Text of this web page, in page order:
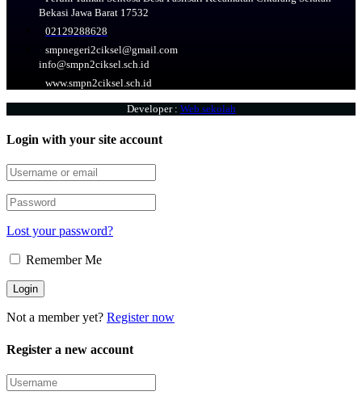
Bekasi Jawa Barat 17532
02129288628
smpnegeri2ciksel@gmail.com
info@smpn2ciksel.sch.id
www.smpn2ciksel.sch.id
Developer : Web sekolah
Login with your site account
Lost your password?
Remember Me
Not a member yet? Register now
Register a new account